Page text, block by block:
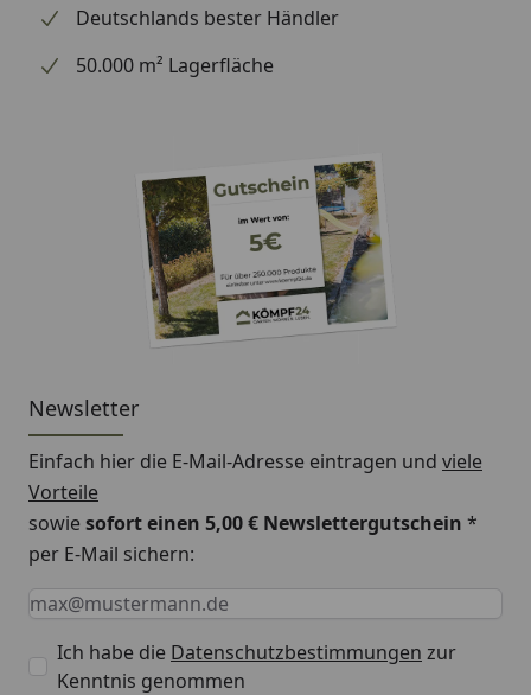
Deutschlands bester Händler
50.000 m² Lagerfläche
Newsletter
Einfach hier die E-Mail-Adresse eintragen und viele
Vorteile
sowiesofort einen 5,00 € Newslettergutschein *
per E-Mail sichern:
Keine Eingabe erforderlich
Eingabe erforderlich
E-Mail *
Ich habe die Datenschutzbestimmungen zur
Kenntnis genommen